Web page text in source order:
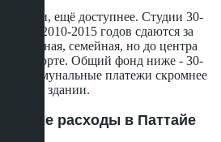
ещё доступнее. Студии 30-
2010-2015 годов сдаются за
спокойная, семейная, но до центра
транспорте. Общий фонд ниже - 30-
Коммунальные платежи скромнее
услуг в здании.
расходы в Паттайе